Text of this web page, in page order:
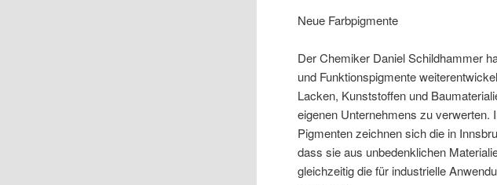
Neue Farbpigmente
Der Chemiker Daniel Schildhammer
und Funktionspigmente
Lacken, Kunststoffen und
eigenen Unternehmens zu
Pigmenten zeichnen sich die in
dass sie aus unbedenklichen
gleichzeitig die für industrielle